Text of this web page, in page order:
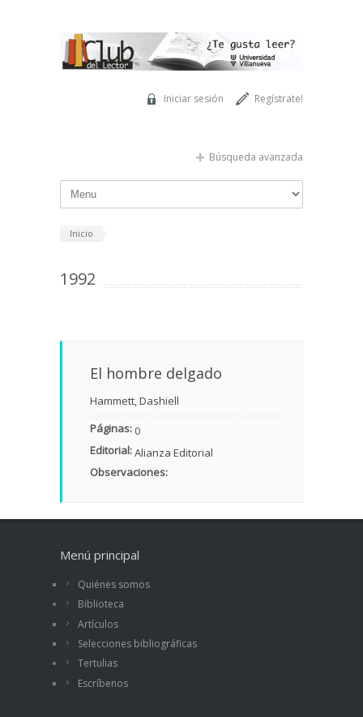
Regístrate!
Iniciar sesión
Búsqueda avanzada
Inicio
1992
El hombre delgado
Hammett, Dashiell
Páginas: 0
Editorial:Alianza Editorial
Observaciones:
Menú principal
Quiénes somos
Biblioteca
Artículos
Selecciones bibliográficas
Tertulias
Escríbenos